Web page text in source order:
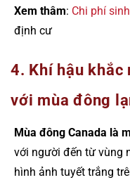
Xem thâm: Chi phí
định cư
4. Khí hậu khắc
với mùa đông
Mùa đông Canada là
với người đến từ vùng
hình ảnh tuyết trắng